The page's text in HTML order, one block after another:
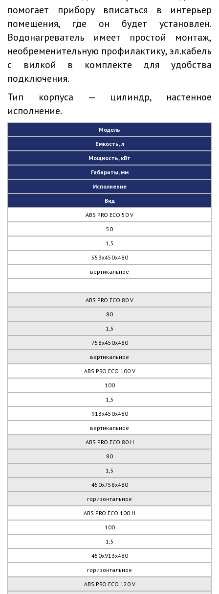
помогает прибору вписаться в интерьер
помещения, где он будет установлен.
Водонагреватель имеет простой монтаж,
необременительную профилактику, эл.кабель
с вилкой в комплекте для удобства
подключения.
Тип корпуса — цилиндр, настенное
исполнение.
Модель
Емкость, л
Мощность, кВт
Габариты, мм
Исполнение
Вид
ABS PRO ECO 50 V
50
1,5
553х450х480
вертикальное
ABS PRO ECO 80 V
80
1,5
758х450х480
вертикальное
ABS PRO ECO 100 V
100
1,5
913х450х480
вертикальное
ABS PRO ECO 80 H
80
1,5
450х758х480
горизонтальное
ABS PRO ECO 100 H
100
1,5
450х913х480
горизонтальное
ABS PRO ECO 120 V